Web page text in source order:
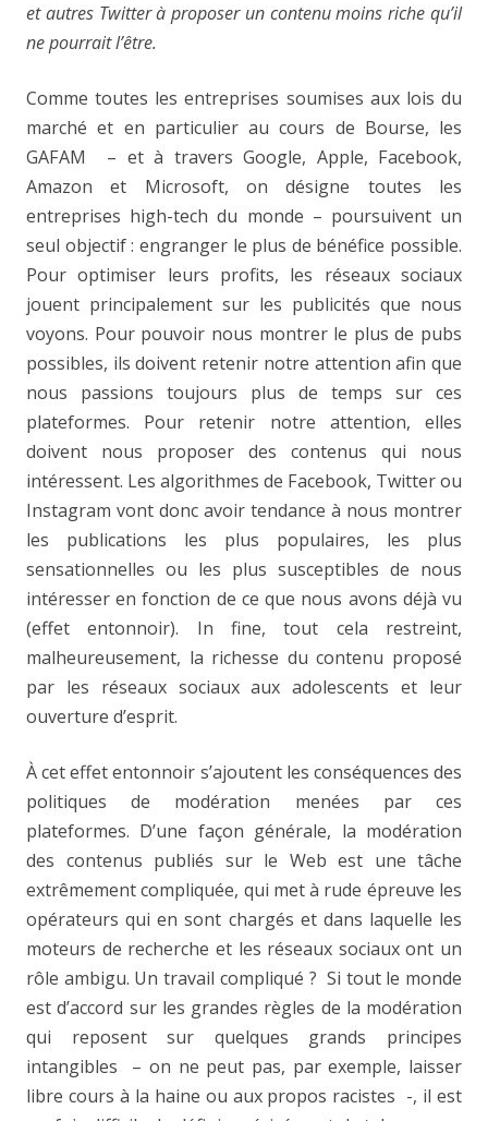
et autres Twitter à proposer un contenu moins riche qu’il
ne pourrait l’être.
Comme toutes les entreprises soumises aux lois du
marché et en particulier au cours de Bourse, les
GAFAM – et à travers Google, Apple, Facebook,
Amazon et Microsoft, on désigne toutes les
entreprises high-tech du monde – poursuivent un
seul objectif : engranger le plus de bénéfice possible.
Pour optimiser leurs profits, les réseaux sociaux
jouent principalement sur les publicités que nous
voyons. Pour pouvoir nous montrer le plus de pubs
possibles, ils doivent retenir notre attention afin que
nous passions toujours plus de temps sur ces
plateformes. Pour retenir notre attention, elles
doivent nous proposer des contenus qui nous
intéressent. Les algorithmes de Facebook, Twitter ou
Instagram vont donc avoir tendance à nous montrer
les publications les plus populaires, les plus
sensationnelles ou les plus susceptibles de nous
intéresser en fonction de ce que nous avons déjà vu
(effet entonnoir). In fine, tout cela restreint,
malheureusement, la richesse du contenu proposé
par les réseaux sociaux aux adolescents et leur
ouverture d’esprit.
À cet effet entonnoir s’ajoutent les conséquences des
politiques de modération menées par ces
plateformes. D’une façon générale, la modération
des contenus publiés sur le Web est une tâche
extrêmement compliquée, qui met à rude épreuve les
opérateurs qui en sont chargés et dans laquelle les
moteurs de recherche et les réseaux sociaux ont un
rôle ambigu. Un travail compliqué ? Si tout le monde
est d’accord sur les grandes règles de la modération
qui reposent sur quelques grands principes
intangibles – on ne peut pas, par exemple, laisser
libre cours à la haine ou aux propos racistes -, il est